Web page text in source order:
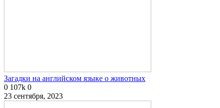
Загадки на английском языке о животных
0 107k 0
23 сентября, 2023